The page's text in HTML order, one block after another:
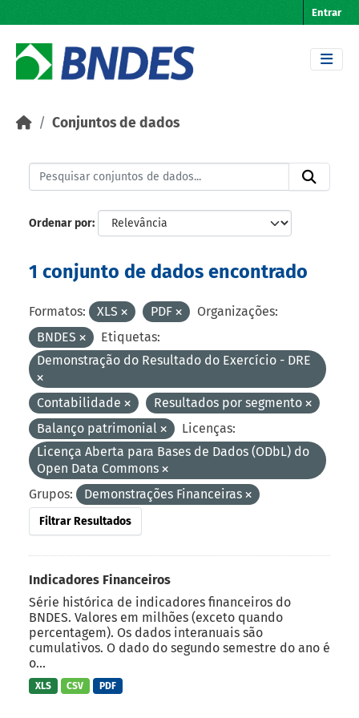
Entrar
Conjuntos de dados
Ordenar por
1 conjunto de dados encontrado
Formatos: XLS PDF
Organizações:
BNDES
Etiquetas:
Demonstração do Resultado do Exercício - DRE
Contabilidade
Resultados por segmento
Balanço patrimonial
Licenças:
Licença Aberta para Bases de Dados (ODbL) do
Open Data Commons
Grupos:
Demonstrações Financeiras
Filtrar Resultados
Indicadores Financeiros
Série histórica de indicadores financeiros do
BNDES. Valores em milhões (exceto quando
percentagem). Os dados interanuais são
cumulativos. O dado do segundo semestre do ano é
o...
XLS CSV PDF